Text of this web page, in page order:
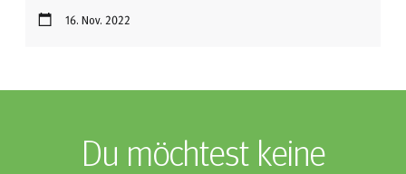
16. Nov. 2022
Du möchtest keine